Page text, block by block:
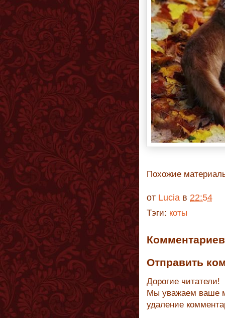
Похожие
от Lucia в 22:54
Тэги: коты
Отправить
Дорогие читатели!
Мы уважаем ваше
удаление